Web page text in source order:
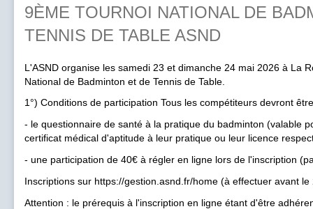
9ÈME TOURNOI NATIONAL DE
TENNIS DE TABLE ASND
L'ASND organise les samedi 23 et dimanche 24 mai 2026 à La
National de Badminton et de Tennis de Table.
1°) Conditions de participation Tous les compétiteurs devront
- le questionnaire de santé à la pratique du badminton (valable
certificat médical d'aptitude à leur pratique ou leur licence
- une participation de 40€ à régler en ligne lors de l'inscription
Inscriptions sur https://gestion.asnd.fr/home (à effectuer avant le
Attention : le prérequis à l'inscription en ligne étant d'être